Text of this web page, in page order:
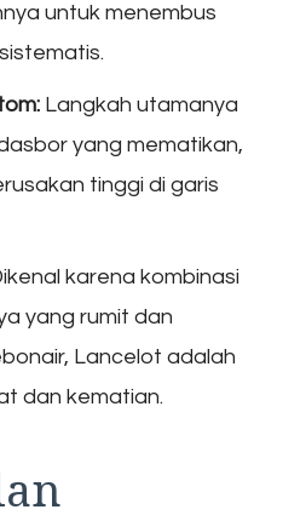
untuk menembus
Langkah utamanya
yang mematikan,
tinggi di garis
karena kombinasi
yang rumit dan
Lancelot adalah
dan kematian.